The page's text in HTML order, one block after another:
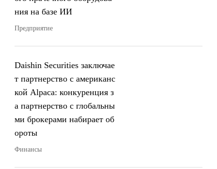
ния на базе ИИ
Предприятие
Daishin Securities заключае
т партнерство с американс
кой Alpaca: конкуренция з
а партнерство с глобальны
ми брокерами набирает об
ороты
Финансы